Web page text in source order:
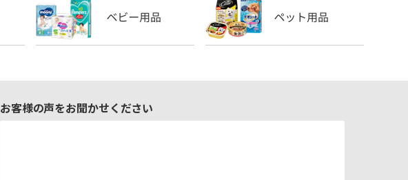
お客様の声をお聞かせください